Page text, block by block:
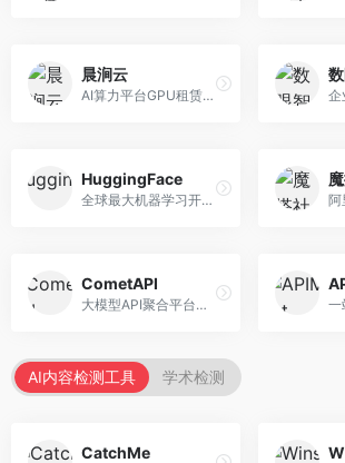
晨涧云
AI算力平台GPU租赁服务，专注于弹性算力。面向开发者和研究者，提供GPU租赁、弹性调度、成本优化等服务，算力灵活。
HuggingFace
全球最大机器学习开源社区，整合模型库与开发工具。面向AI研究者和开发者，提供开源模型、数据集、开发工具等资源，开源生态最完善。
CometAPI
大模型API聚合平台，整合多种AI模型服务。面向开发者，提供统一接口、模型切换、监控分析等服务，API管理便捷。
AI内容检测工具 学术检测
CatchMe